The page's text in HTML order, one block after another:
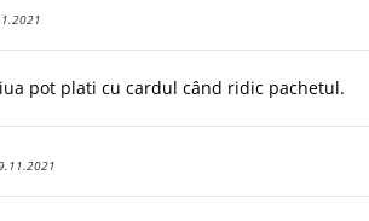
pot plati cu cardul când ridic pachetul.